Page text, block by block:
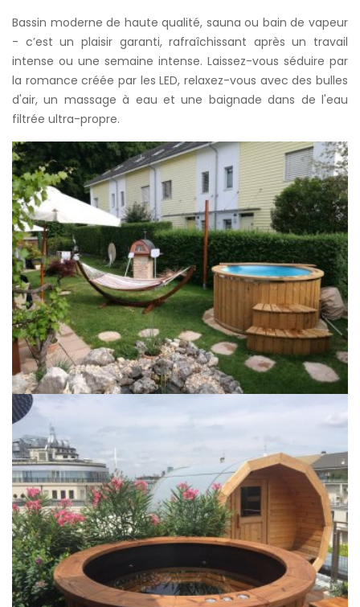
Bassin moderne de haute qualité, sauna ou bain de vapeur
- c’est un plaisir garanti, rafraîchissant après un travail
intense ou une semaine intense. Laissez-vous séduire par
la romance créée par les LED, relaxez-vous avec des bulles
d'air, un massage à eau et une baignade dans de l'eau
filtrée ultra-propre.